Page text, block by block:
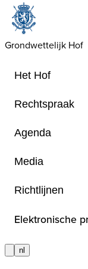
Grondwettelijk Hof
Het Hof
Rechtspraak
Agenda
Media
Richtlijnen
Elektronische
nl